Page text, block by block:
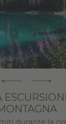
durante la